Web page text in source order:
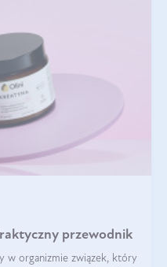
przewodnik
w organizmie związek, który